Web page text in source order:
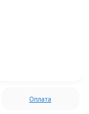
Оплата